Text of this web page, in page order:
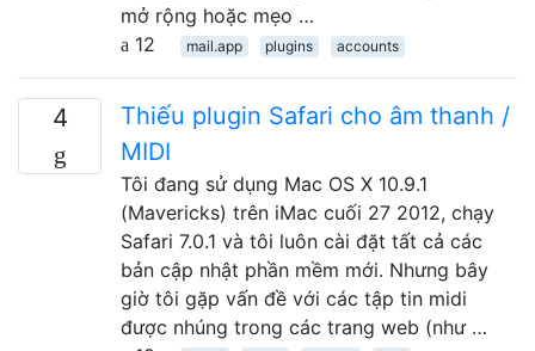
mở rộng hoặc mẹo …
12
mail.app plugins accounts
4
Thiếu plugin Safari cho âm thanh /
MIDI
Tôi đang sử dụng Mac OS X 10.9.1
(Mavericks) trên iMac cuối 27 2012, chạy
Safari 7.0.1 và tôi luôn cài đặt tất cả các
bản cập nhật phần mềm mới. Nhưng bây
giờ tôi gặp vấn đề với các tập tin midi
được nhúng trong các trang web (như …